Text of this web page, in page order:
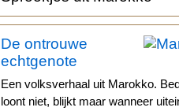
De ontrouwe
echtgenote
Een volksverhaal uit Marokko.
loont niet, blijkt maar wanneer